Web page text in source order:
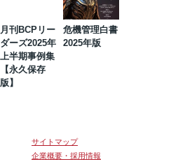
月刊BCPリー
ダーズ2025年
上半期事例集
【永久保存
版】
危機管理白書
2025年版
サイトマップ
企業概要・採用情報